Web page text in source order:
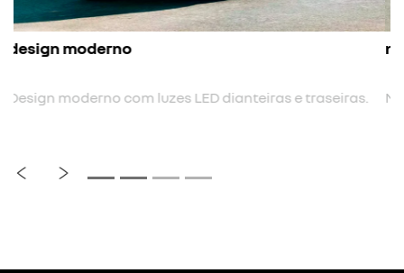
nova cor
Nova cor biton.